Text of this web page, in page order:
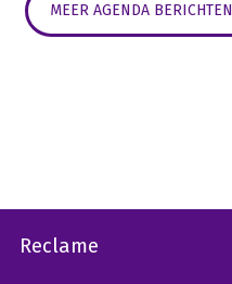
MEER AGENDA BERICHTEN
Reclame